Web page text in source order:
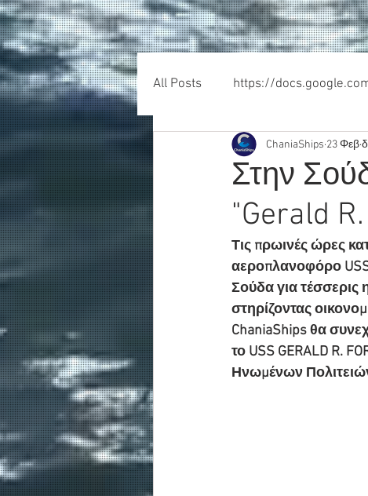
All Posts https://
Στην
"Gerald
ChaniaShips 23 Φεβ
Τις πρωινές ώρες
αεροπλανοφόρο USS
Σούδα για τέσσερις
στηρίζοντας
ChaniaShips θα
το USS GERALD R.
Ηνωμένων